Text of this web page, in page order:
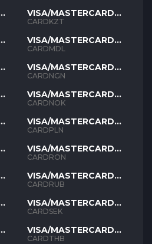
VISA/MASTERCARD
KZT
CARDKZT
VISA/MASTERCARD
MDL
CARDMDL
VISA/MASTERCARD
NGN
CARDNGN
VISA/MASTERCARD
NOK
CARDNOK
VISA/MASTERCARD
PLN
CARDPLN
VISA/MASTERCARD
RON
CARDRON
VISA/MASTERCARD
RUB
CARDRUB
VISA/MASTERCARD
SEK
CARDSEK
VISA/MASTERCARD
THB
CARDTHB